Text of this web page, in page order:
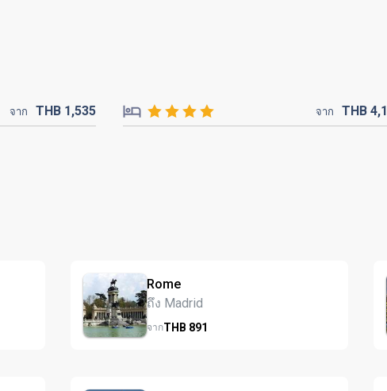
จาก THB 1,535 จาก THB
Rome
ถึง Madrid
จากTHB 891